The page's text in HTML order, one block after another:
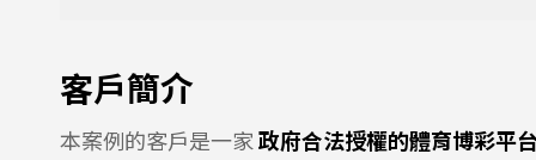
客戶簡介
本案例的客戶是一家政府合法授權的體育博彩平